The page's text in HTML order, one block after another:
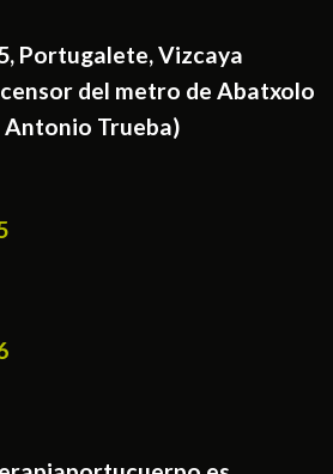
Portugalete, Vizcaya
del metro de Abatxolo
Trueba)